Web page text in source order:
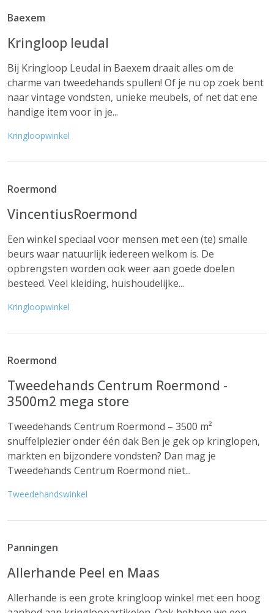
Baexem
Kringloop leudal
Bij Kringloop Leudal in Baexem draait alles om de
charme van tweedehands spullen! Of je nu op zoek bent
naar vintage vondsten, unieke meubels, of net dat ene
handige item voor in je...
Kringloopwinkel
Roermond
VincentiusRoermond
Een winkel speciaal voor mensen met een (te) smalle
beurs waar natuurlijk iedereen welkom is. De
opbrengsten worden ook weer aan goede doelen
besteed. Veel kleiding, huishoudelijke...
Kringloopwinkel
Roermond
Tweedehands Centrum Roermond -
3500m2 mega store
Tweedehands Centrum Roermond – 3500 m²
snuffelplezier onder één dak Ben je gek op kringlopen,
markten en bijzondere vondsten? Dan mag je
Tweedehands Centrum Roermond niet...
Tweedehandswinkel
Panningen
Allerhande Peel en Maas
Allerhande is een grote kringloop winkel met een hoog